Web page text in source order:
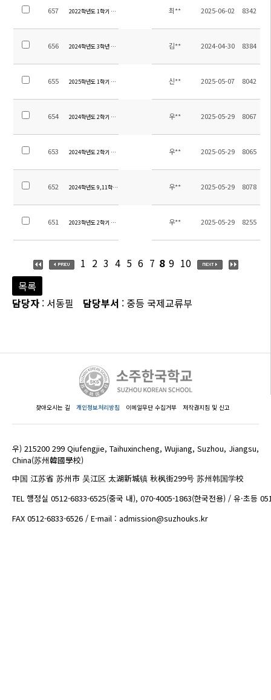
657 2022학년도 1학기 중고등 방과후학교 교육활동비 집행내역
최** 2025-06-02 8342
656 2024학년도 3학년 생존수영교육 수익자부담금 정산내역
김** 2024-04-30 8384
655 2025학년도 1학기 초등 현장체험학습 집행내역신** 2025-05-07 8042
654 2024학년도 2학기 현장체험학습 경비 정산 안내우** 2025-05-29 8067
653 2024학년도 2학기 별빛야영 경비 정산 안내 우** 2025-05-29 8065
652 2024학년도 9,11학년 수학여행 경비 정산 우** 2025-05-29 8078
651 2023학년도 2학기 현장체험학습 경비 정산 안내우** 2025-05-29 8255
1 2 3 4 5 6 7 8 9 10
목록
담당자 : 서동필 담당부서 : 중등 국제교류부
찾아오시는 길 개인정보처리방침 이메일무단 수집거부 저작권지침 및 신고
우) 215200 299 Qiufengjie, Taihuxincheng, Wujiang, Suzhou, Jiangsu,
China(苏州韓國學校)
中国 江苏省 苏州市 吴江区 太湖新城镇 秋枫街299号 苏州韩国学校
TEL 행정실 0512-6833-6525(중국 내), 070-4005-1863(한국전용) / 유·초등
FAX 0512-6833-6526 / E-mail : admission@suzhouks.kr